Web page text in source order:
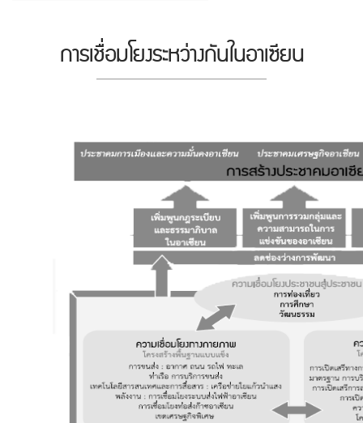
การเชื่อมโยงระหว่างกันในอาเซียน